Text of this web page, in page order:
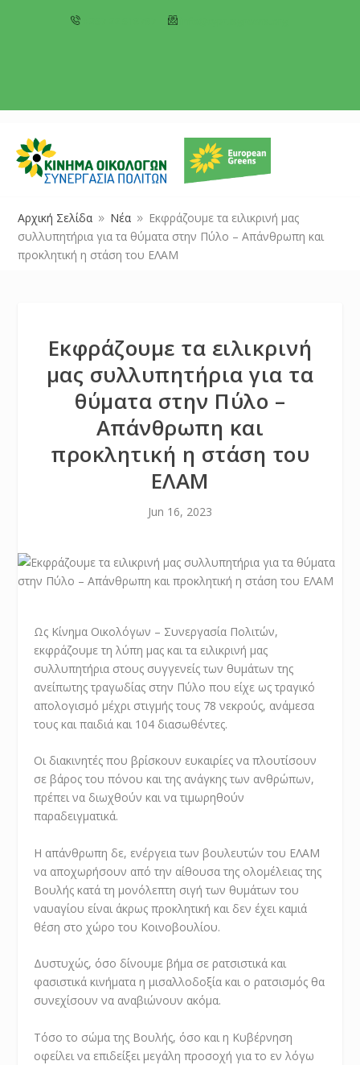
Αρχική Σελίδα 9 Νέα 9
Εκφράζουμε τα ειλικρινή μας
συλλυπητήρια για τα θύματα στην Πύλο – Απάνθρωπη και
προκλητική η στάση του ΕΛΑΜ
Εκφράζουμε τα ειλικρινή
μας συλλυπητήρια για τα
θύματα στην Πύλο –
Απάνθρωπη και
προκλητική η στάση του
ΕΛΑΜ
Jun 16, 2023
Ως Κίνημα Οικολόγων – Συνεργασία Πολιτών,
εκφράζουμε τη λύπη μας και τα ειλικρινή μας
συλλυπητήρια στους συγγενείς των θυμάτων της
ανείπωτης τραγωδίας στην Πύλο που είχε ως τραγικό
απολογισμό μέχρι στιγμής τους 78 νεκρούς, ανάμεσα
τους και παιδιά και 104 διασωθέντες.
Οι διακινητές που βρίσκουν ευκαιρίες να πλουτίσουν
σε βάρος του πόνου και της ανάγκης των ανθρώπων,
πρέπει να διωχθούν και να τιμωρηθούν
παραδειγματικά.
Η απάνθρωπη δε, ενέργεια των βουλευτών του ΕΛΑΜ
να αποχωρήσουν από την αίθουσα της ολομέλειας της
Βουλής κατά τη μονόλεπτη σιγή των θυμάτων του
ναυαγίου είναι άκρως προκλητική και δεν έχει καμιά
θέση στο χώρο του Κοινοβουλίου.
Δυστυχώς, όσο δίνουμε βήμα σε ρατσιστικά και
φασιστικά κινήματα η μισαλλοδοξία και ο ρατσισμός θα
συνεχίσουν να αναβιώνουν ακόμα.
Τόσο το σώμα της Βουλής, όσο και η Κυβέρνηση
οφείλει να επιδείξει μεγάλη προσοχή για το εν λόγω